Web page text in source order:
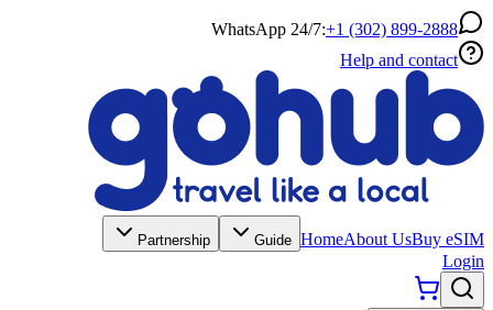
WhatsApp 24/7:+1 (302) 899-2888
Help and contact
HomeAbout UsBuy eSIM
Guide
Partnership
Login